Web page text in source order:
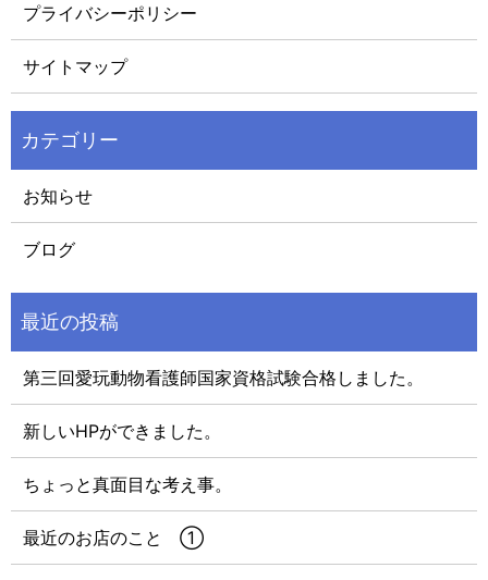
プライバシーポリシー
サイトマップ
お知らせ
ブログ
第三回愛玩動物看護師国家資格試験合格しました。
新しいHPができました。
ちょっと真面目な考え事。
最近のお店のこと ①